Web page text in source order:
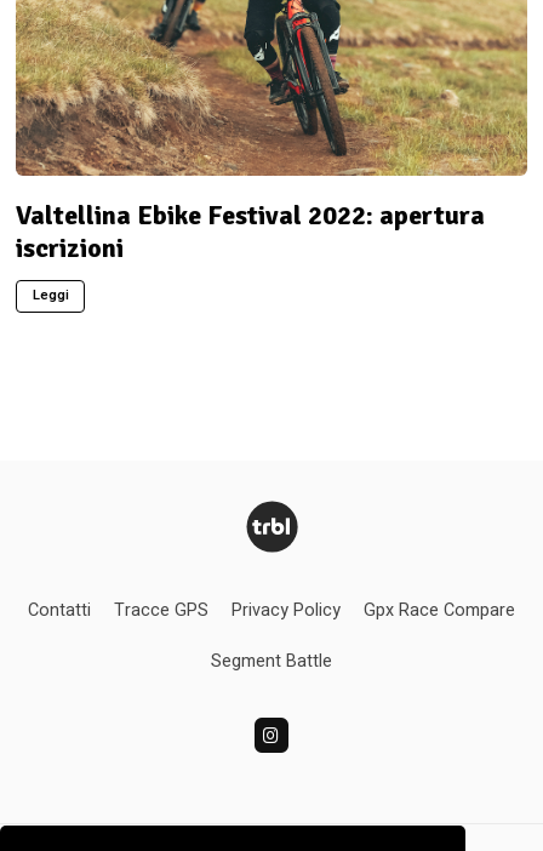
Valtellina Ebike Festival 2022: apertura
iscrizioni
Leggi
Contatti Tracce GPS Privacy Policy Gpx Race Compare
Segment Battle